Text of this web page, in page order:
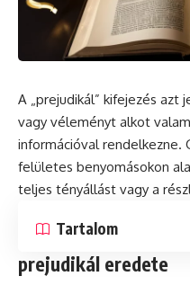
A „prejudikál” kifejezés
vagy véleményt alkot
információval rendelkezne.
felületes benyomásokon
teljes tényállást vagy a
Tartalom
prejudikál eredete